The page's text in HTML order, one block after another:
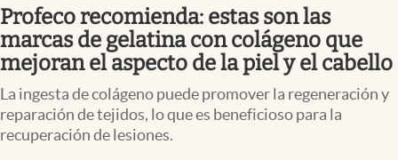
Pc y celular
Vida y estilo
Tv
Clima
Profeco recomienda: estas son las
marcas de gelatina con colágeno que
mejoran el aspecto de la piel y el cabello
La ingesta de colágeno puede promover la regeneración y
reparación de tejidos, lo que es beneficioso para la
recuperación de lesiones.